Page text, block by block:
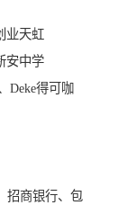
业天虹
安中学
Deke得可咖
招商银行、包